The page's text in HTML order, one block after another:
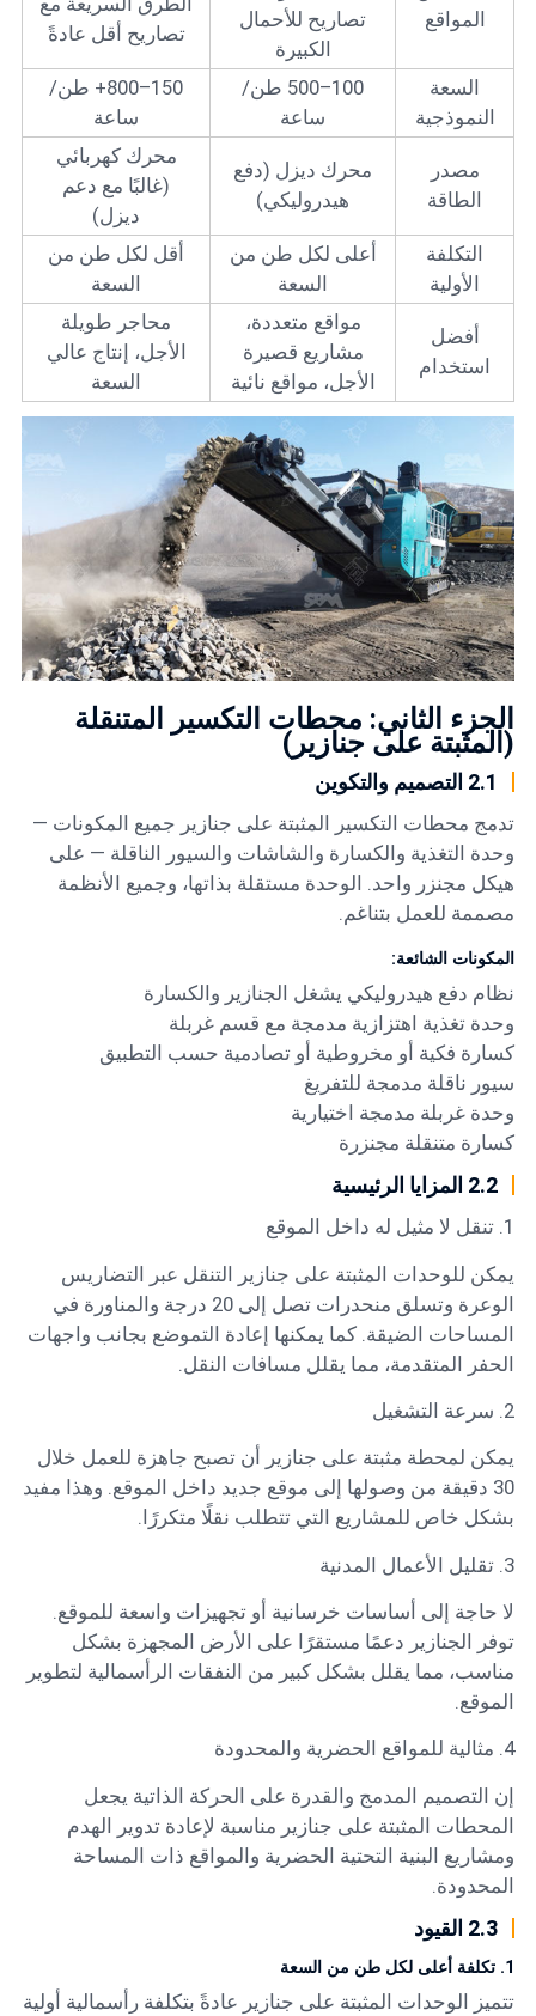
المواقع
تصاريح للأحمال
الكبيرة
تصاريح أقل عادةً
السعة
النموذجية
100–500 طن/
ساعة
150–800+ طن/
ساعة
مصدر
الطاقة
محرك ديزل (دفع
هيدروليكي)
محرك كهربائي
(غالبًا مع دعم
ديزل)
التكلفة
الأولية
أعلى لكل طن من
السعة
أقل لكل طن من
السعة
أفضل
استخدام
مواقع متعددة،
مشاريع قصيرة
الأجل، مواقع نائية
محاجر طويلة
الأجل، إنتاج عالي
السعة
الجزء الثاني: محطات التكسير المتنقلة
(المثبتة على جنازير)
2.1 التصميم والتكوين
تدمج محطات التكسير المثبتة على جنازير جميع المكونات —
وحدة التغذية والكسارة والشاشات والسيور الناقلة — على
هيكل مجنزر واحد. الوحدة مستقلة بذاتها، وجميع الأنظمة
مصممة للعمل بتناغم.
المكونات الشائعة:
نظام دفع هيدروليكي يشغل الجنازير والكسارة
وحدة تغذية اهتزازية مدمجة مع قسم غربلة
كسارة فكية أو مخروطية أو تصادمية حسب التطبيق
سيور ناقلة مدمجة للتفريغ
وحدة غربلة مدمجة اختيارية
كسارة متنقلة مجنزرة
2.2 المزايا الرئيسية
1. تنقل لا مثيل له داخل الموقع
يمكن للوحدات المثبتة على جنازير التنقل عبر التضاريس
الوعرة وتسلق منحدرات تصل إلى 20 درجة والمناورة في
المساحات الضيقة. كما يمكنها إعادة التموضع بجانب واجهات
الحفر المتقدمة، مما يقلل مسافات النقل.
2. سرعة التشغيل
يمكن لمحطة مثبتة على جنازير أن تصبح جاهزة للعمل خلال
30 دقيقة من وصولها إلى موقع جديد داخل الموقع. وهذا مفيد
بشكل خاص للمشاريع التي تتطلب نقلًا متكررًا.
3. تقليل الأعمال المدنية
لا حاجة إلى أساسات خرسانية أو تجهيزات واسعة للموقع.
توفر الجنازير دعمًا مستقرًا على الأرض المجهزة بشكل
مناسب، مما يقلل بشكل كبير من النفقات الرأسمالية لتطوير
الموقع.
4. مثالية للمواقع الحضرية والمحدودة
إن التصميم المدمج والقدرة على الحركة الذاتية يجعل
المحطات المثبتة على جنازير مناسبة لإعادة تدوير الهدم
ومشاريع البنية التحتية الحضرية والمواقع ذات المساحة
المحدودة.
2.3 القيود
1. تكلفة أعلى لكل طن من السعة
تتميز الوحدات المثبتة على جنازير عادةً بتكلفة رأسمالية أولية